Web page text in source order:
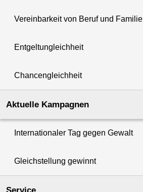
Vereinbarkeit von Beruf und Familie
Entgeltungleichheit
Chancengleichheit
Aktuelle Kampagnen
Internationaler Tag gegen Gewalt
Gleichstellung gewinnt